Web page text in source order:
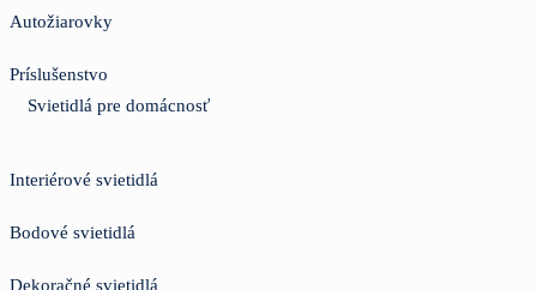
Autožiarovky
Príslušenstvo
Svietidlá pre domácnosť
Interiérové svietidlá
Bodové svietidlá
Dekoračné svietidlá